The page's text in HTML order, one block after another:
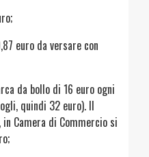
euro da versare con
da bollo di 16 euro ogni
quindi 32 euro). Il
Camera di Commercio si